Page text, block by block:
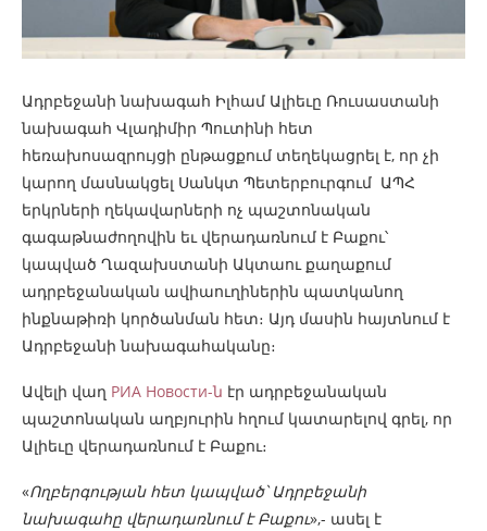
Ադրբեջանի նախագահ Իլհամ Ալիեւը Ռուսաստանի
նախագահ Վլադիմիր Պուտինի հետ
հեռախոսազրույցի ընթացքում տեղեկացրել է, որ չի
կարող մասնակցել Սանկտ Պետերբուրգում ԱՊՀ
երկրների ղեկավարների ոչ պաշտոնական
գագաթնաժողովին եւ վերադառնում է Բաքու՝
կապված Ղազախստանի Ակտաու քաղաքում
ադրբեջանական ավիաուղիներին պատկանող
ինքնաթիռի կործանման հետ։ Այդ մասին հայտնում է
Ադրբեջանի նախագահականը։
Ավելի վաղ РИА Новости-ն էր ադրբեջանական
պաշտոնական աղբյուրին հղում կատարելով գրել, որ
Ալիեւը վերադառնում է Բաքու։
«Ողբերգության հետ կապված՝ Ադրբեջանի
նախագահը վերադառնում է Բաքու»,- ասել է